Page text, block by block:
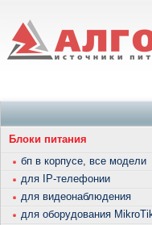
Блоки питания
бп в корпусе, все модели
для IP-телефонии
для видеонаблюдения
для оборудования